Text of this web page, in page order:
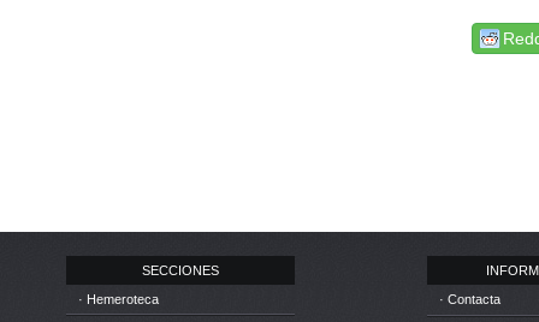
SECCIONES
· Hemeroteca
· Contacta